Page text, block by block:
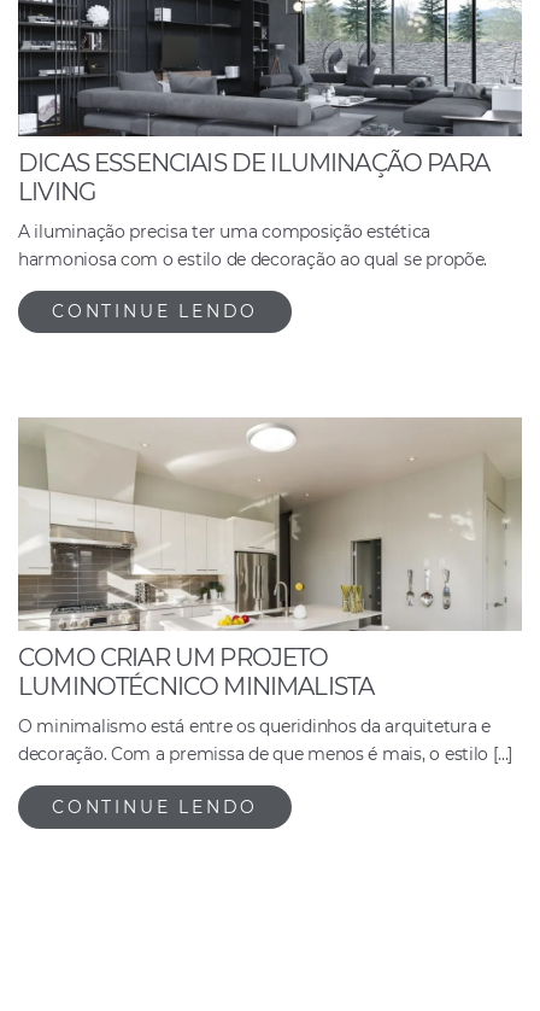
DICAS ESSENCIAIS DE ILUMINAÇÃO PARA
LIVING
A iluminação precisa ter uma composição estética
harmoniosa com o estilo de decoração ao qual se propõe.
CONTINUE LENDO
COMO CRIAR UM PROJETO
LUMINOTÉCNICO MINIMALISTA
O minimalismo está entre os queridinhos da arquitetura e
decoração. Com a premissa de que menos é mais, o estilo […]
CONTINUE LENDO